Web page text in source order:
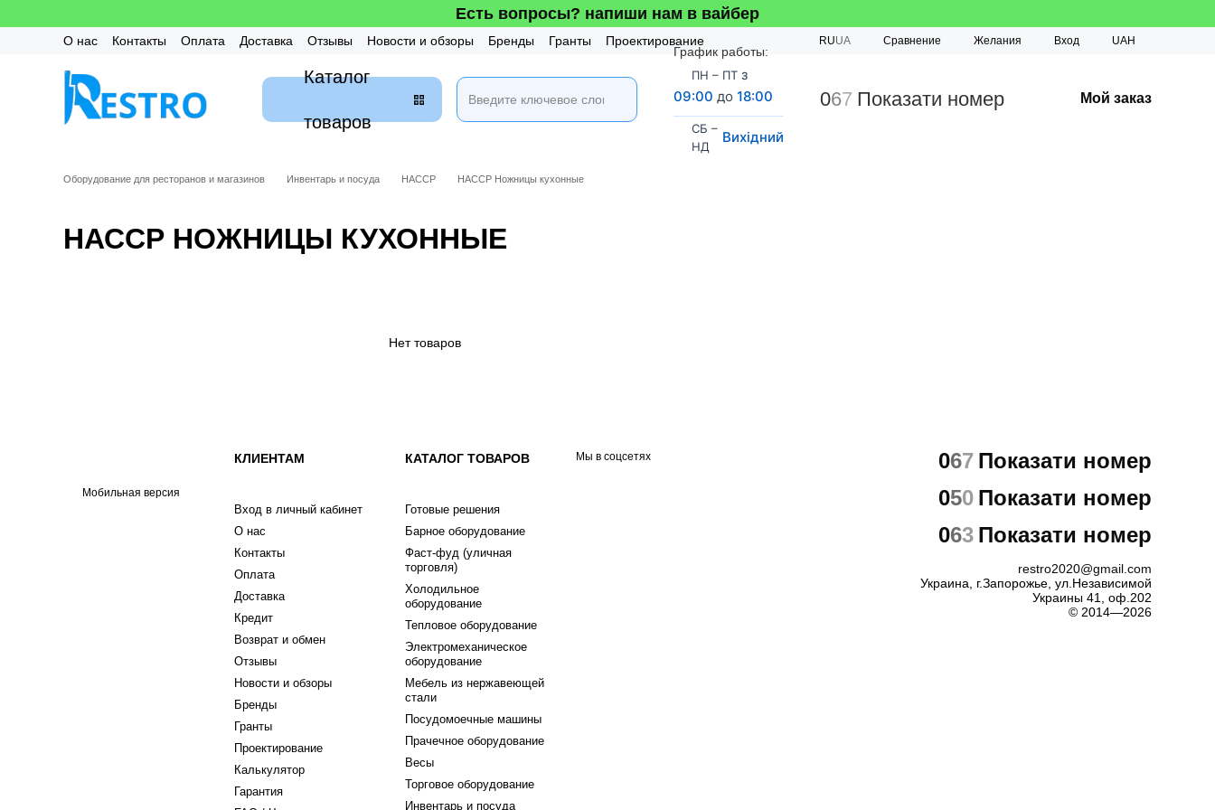
Есть вопросы? напиши нам в вайбер
О нас Контакты Оплата Доставка Отзывы Новости и обзоры Бренды Гранты
Проектирование
RUUA Сравнение Желания Вход UAH
Каталог
товаров
График работы:
ПН – ПТ з
09:00 до 18:00
СБ –
НД
Вихідний
067 Показати номер Мой заказ
Оборудование для ресторанов и магазинов Инвентарь и посуда HACCP НАССР Ножницы кухонные
НАССР НОЖНИЦЫ КУХОННЫЕ
Нет товаров
Мобильная версия
КЛИЕНТАМ
Вход в личный кабинет
О нас
Контакты
Оплата
Доставка
Кредит
Возврат и обмен
Отзывы
Новости и обзоры
Бренды
Гранты
Проектирование
Калькулятор
Гарантия
КАТАЛОГ ТОВАРОВ
Готовые решения
Барное оборудование
Фаст-фуд (уличная
торговля)
Холодильное
оборудование
Тепловое оборудование
Электромеханическое
оборудование
Мебель из нержавеющей
стали
Посудомоечные машины
Прачечное оборудование
Весы
Торговое оборудование
Инвентарь и посуда
Мы в соцсетях 067 Показати номер
050 Показати номер
063 Показати номер
restro2020@gmail.com
Украина, г.Запорожье, ул.Независимой
Украины 41, оф.202
© 2014—2026